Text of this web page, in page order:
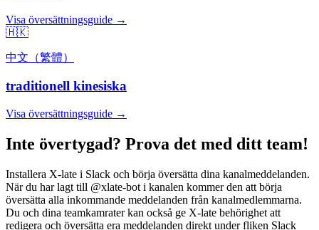
Visa översättningsguide →
🇭🇰
中文（繁體）
traditionell kinesiska
Visa översättningsguide →
Inte övertygad? Prova det med ditt team!
Installera X-late i Slack och börja översätta dina kanalmeddelanden.
När du har lagt till @xlate-bot i kanalen kommer den att börja
översätta alla inkommande meddelanden från kanalmedlemmarna.
Du och dina teamkamrater kan också ge X-late behörighet att
redigera och översätta era meddelanden direkt under fliken Slack